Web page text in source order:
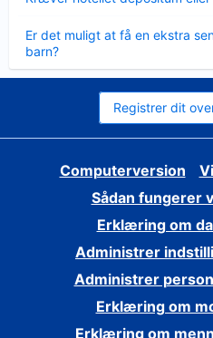
Er det muligt at få en ekstra
barn?
Registrer dit
Computerversion
Sådan fungerer
Erklæring om
Administrer
Administrer
Erklæring om
Erklæring om